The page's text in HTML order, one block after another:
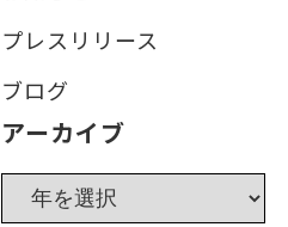
プレスリリース
ブログ
アーカイブ